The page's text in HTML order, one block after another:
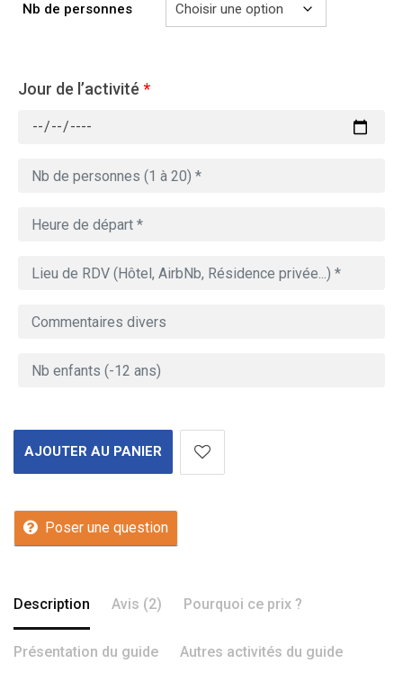
Nb de personnes
Jour de l’activité *
AJOUTER AU PANIER
Poser une question
Description Avis (2) Pourquoi ce prix ?
Présentation du guide Autres activités du guide